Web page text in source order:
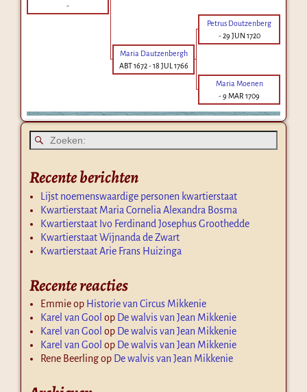
-
Petrus Doutzenberg
-29 JUN 1720
Maria Dautzenbergh
ABT 1672-18 JUL 1766
Maria Moenen
-9 MAR 1709
Recente berichten
Lijst noemenswaardige personen kwartierstaat
Kwartierstaat Maria Cornelia Alexandra Bosma
Kwartierstaat Ivo Ferdinand Josephus Groothedde
Kwartierstaat Wijnanda de Zwart
Kwartierstaat Arie Frans Huizinga
Recente reacties
Emmieop Historie van Circus Mikkenie
Karel van Gool op De walvis van Jean Mikkenie
Karel van Gool op De walvis van Jean Mikkenie
Karel van Gool op De walvis van Jean Mikkenie
Rene Beerlingop De walvis van Jean Mikkenie